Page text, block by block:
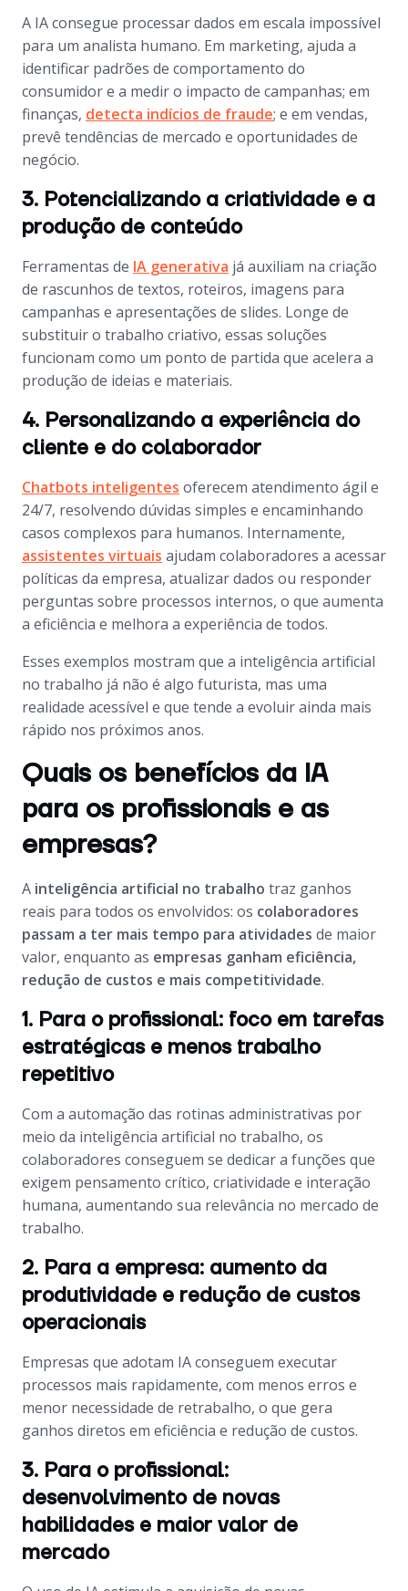
A IA consegue processar dados em escala impossível
para um analista humano. Em marketing, ajuda a
identificar padrões de comportamento do
consumidor e a medir o impacto de campanhas; em
finanças, detecta indícios de fraude; e em vendas,
prevê tendências de mercado e oportunidades de
negócio.
3. Potencializando a criatividade e a
produção de conteúdo
Ferramentas de IA generativa já auxiliam na criação
de rascunhos de textos, roteiros, imagens para
campanhas e apresentações de slides. Longe de
substituir o trabalho criativo, essas soluções
funcionam como um ponto de partida que acelera a
produção de ideias e materiais.
4. Personalizando a experiência do
cliente e do colaborador
Chatbots inteligentes oferecem atendimento ágil e
24/7, resolvendo dúvidas simples e encaminhando
casos complexos para humanos. Internamente,
assistentes virtuais ajudam colaboradores a acessar
políticas da empresa, atualizar dados ou responder
perguntas sobre processos internos, o que aumenta
a eficiência e melhora a experiência de todos.
Esses exemplos mostram que a inteligência artificial
no trabalho já não é algo futurista, mas uma
realidade acessível e que tende a evoluir ainda mais
rápido nos próximos anos.
Quais os benefícios da IA
para os profissionais e as
empresas?
A inteligência artificial no trabalho traz ganhos
reais para todos os envolvidos: os colaboradores
passam a ter mais tempo para atividades de maior
valor, enquanto as empresas ganham eficiência,
redução de custos e mais competitividade.
1. Para o profissional: foco em tarefas
estratégicas e menos trabalho
repetitivo
Com a automação das rotinas administrativas por
meio da inteligência artificial no trabalho, os
colaboradores conseguem se dedicar a funções que
exigem pensamento crítico, criatividade e interação
humana, aumentando sua relevância no mercado de
trabalho.
2. Para a empresa: aumento da
produtividade e redução de custos
operacionais
Empresas que adotam IA conseguem executar
processos mais rapidamente, com menos erros e
menor necessidade de retrabalho, o que gera
ganhos diretos em eficiência e redução de custos.
3. Para o profissional:
desenvolvimento de novas
habilidades e maior valor de
mercado